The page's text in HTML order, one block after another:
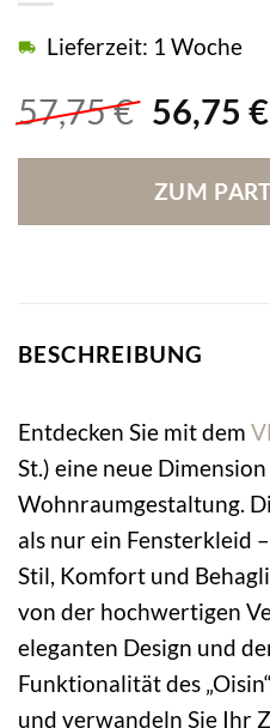
57,75€
war:
57,75 €
56,75 €
Lieferzeit: 1 Woche
ZUM
BESCHREIBUNG
Entdecken Sie mit dem
St.) eine neue
Wohnraumgestaltung.
als nur ein Fensterkleid
Stil, Komfort und
von der hochwertigen
eleganten Design und
Funktionalität des
und verwandeln Sie Ihr